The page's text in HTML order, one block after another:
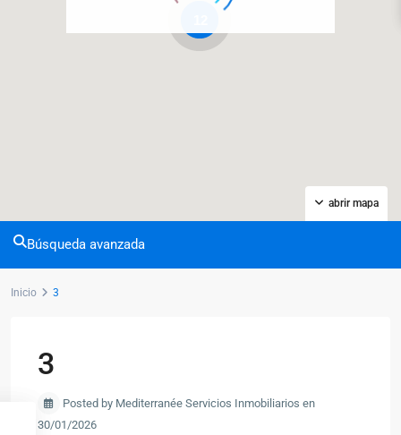
abrir mapa
Búsqueda avanzada
Inicio 3
3
Posted by Mediterranée Servicios Inmobiliarios en
30/01/2026